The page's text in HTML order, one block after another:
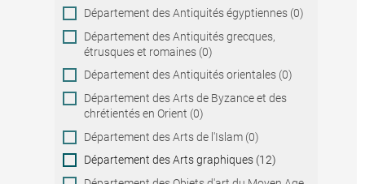
Collection
Département des Antiquités égyptiennes (0)
Département des Antiquités grecques,
étrusques et romaines (0)
Département des Antiquités orientales (0)
Département des Arts de Byzance et des
chrétientés en Orient (0)
Département des Arts de l'Islam (0)
Département des Arts graphiques (12)